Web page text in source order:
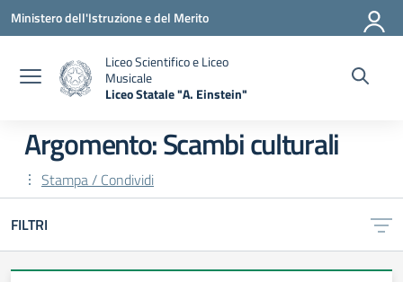
Vai ai contenuti
Vai al menu di navigazione
Vai al footer
Ministero dell'Istruzione e del Merito
Liceo Scientifico e Liceo
Musicale
Liceo Statale "A. Einstein"
Argomento: Scambi culturali
Stampa / Condividi
FILTRI